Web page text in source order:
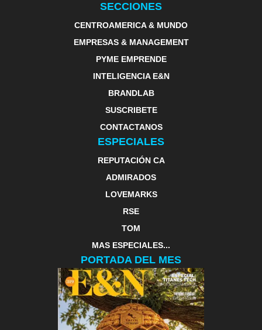
SECCIONES
CENTROAMERICA & MUNDO
EMPRESAS & MANAGEMENT
PYME EMPRENDE
INTELIGENCIA E&N
BRANDLAB
SUSCRIBETE
CONTACTANOS
ESPECIALES
REPUTACIÓN CA
ADMIRADOS
LOVEMARKS
RSE
TOM
MAS ESPECIALES...
PORTADA DEL MES